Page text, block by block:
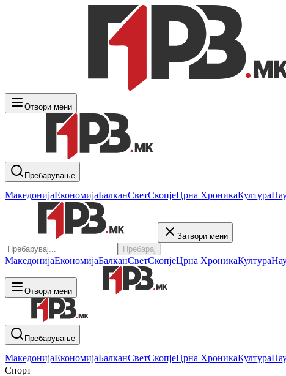
Отвори мени
Пребарување
МакедонијаЕкономијаБалканСветСкопјеЦрна ХроникаКултура
Затвори мени
Пребарај
МакедонијаЕкономијаБалканСветСкопјеЦрна ХроникаКултура
Отвори мени
Пребарување
МакедонијаЕкономијаБалканСветСкопјеЦрна ХроникаКултура
Спорт